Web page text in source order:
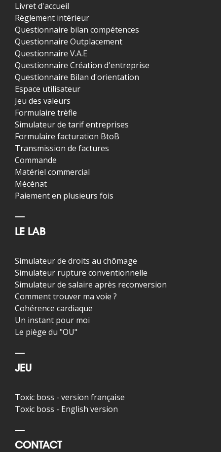
Livret d'accueil
Règlement intérieur
Questionnaire bilan compétences
Questionnaire Outplacement
Questionnaire V.A.E
Questionnaire Création d'entreprise
Questionnaire Bilan d'orientation
Espace utilisateur
Jeu des valeurs
Formulaire trèfle
Simulateur de tarif entreprises
Formulaire facturation BtoB
Transmission de factures
Commande
Matériel commercial
Mécénat
Paiement en plusieurs fois
LE LAB
Simulateur de droits au chômage
Simulateur rupture conventionnelle
Simulateur de salaire après reconversion
Comment trouver ma voie ?
Cohérence cardiaque
Un instant pour moi
Le piège du "OU"
JEU
Toxic boss - version française
Toxic boss - English version
CONTACT